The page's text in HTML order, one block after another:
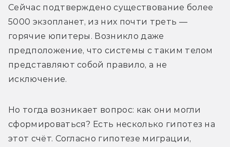
Сейчас подтверждено существование более
5000 экзопланет, из них почти треть —
горячие юпитеры. Возникло даже
предположение, что системы с таким телом
представляют собой правило, а не
исключение.
Но тогда возникает вопрос: как они могли
сформироваться? Есть несколько гипотез на
этот счёт. Согласно гипотезе миграции,